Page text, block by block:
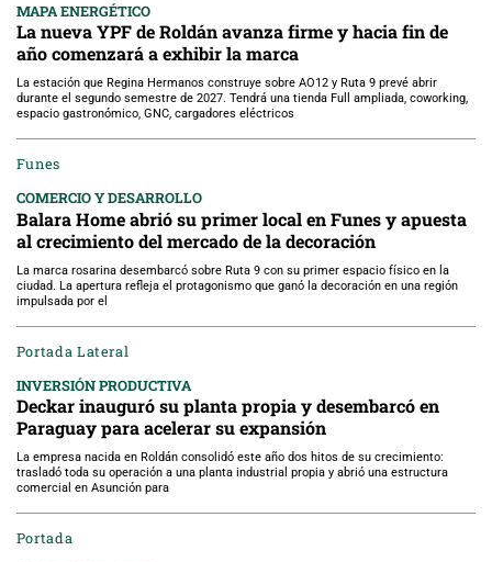
MAPA ENERGÉTICO
La nueva YPF de Roldán avanza firme y hacia fin de
año comenzará a exhibir la marca
La estación que Regina Hermanos construye sobre AO12 y Ruta 9 prevé abrir
durante el segundo semestre de 2027. Tendrá una tienda Full ampliada, coworking,
espacio gastronómico, GNC, cargadores eléctricos
Funes
COMERCIO Y DESARROLLO
Balara Home abrió su primer local en Funes y apuesta
al crecimiento del mercado de la decoración
La marca rosarina desembarcó sobre Ruta 9 con su primer espacio físico en la
ciudad. La apertura refleja el protagonismo que ganó la decoración en una región
impulsada por el
Portada Lateral
INVERSIÓN PRODUCTIVA
Deckar inauguró su planta propia y desembarcó en
Paraguay para acelerar su expansión
La empresa nacida en Roldán consolidó este año dos hitos de su crecimiento:
trasladó toda su operación a una planta industrial propia y abrió una estructura
comercial en Asunción para
Portada